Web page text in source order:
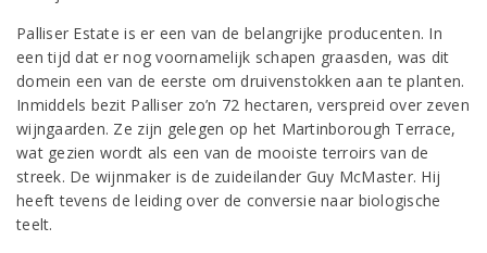
Palliser Estate is er een van de belangrijke producenten. In
een tijd dat er nog voornamelijk schapen graasden, was dit
domein een van de eerste om druivenstokken aan te planten.
Inmiddels bezit Palliser zo’n 72 hectaren, verspreid over zeven
wijngaarden. Ze zijn gelegen op het Martinborough Terrace,
wat gezien wordt als een van de mooiste terroirs van de
streek. De wijnmaker is de zuideilander Guy McMaster. Hij
heeft tevens de leiding over de conversie naar biologische
teelt.